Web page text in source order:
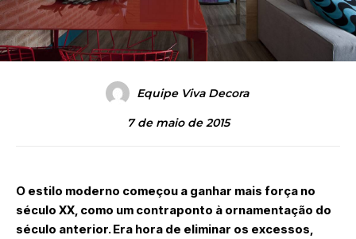
Equipe Viva Decora
7 de maio de 2015
O estilo moderno começou a ganhar mais força no
século XX, como um contraponto à ornamentação do
século anterior. Era hora de eliminar os excessos,